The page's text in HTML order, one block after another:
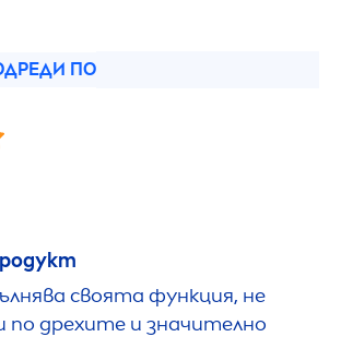
ПО
своята функция, не
по дрехите и значително